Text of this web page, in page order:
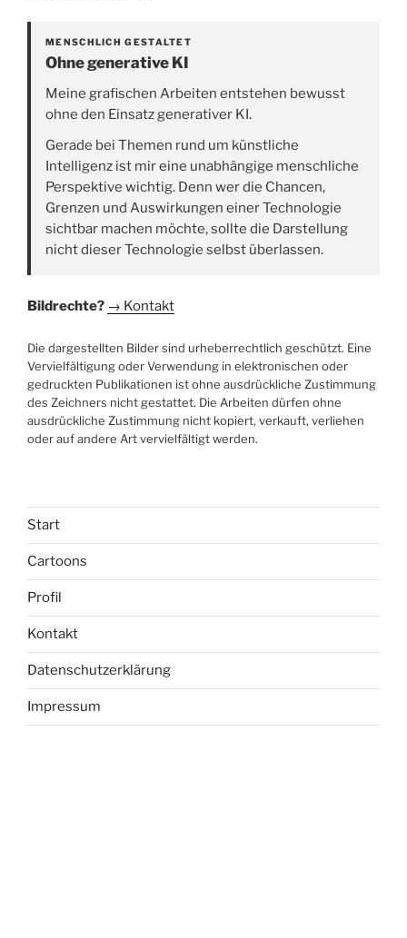
MENSCHLICH GESTALTET
Ohne generative KI
Meine grafischen Arbeiten entstehen bewusst
ohne den Einsatz generativer KI.
Gerade bei Themen rund um künstliche
Intelligenz ist mir eine unabhängige menschliche
Perspektive wichtig. Denn wer die Chancen,
Grenzen und Auswirkungen einer Technologie
sichtbar machen möchte, sollte die Darstellung
nicht dieser Technologie selbst überlassen.
Bildrechte? → Kontakt
Die dargestellten Bilder sind urheberrechtlich geschützt. Eine
Vervielfältigung oder Verwendung in elektronischen oder
gedruckten Publikationen ist ohne ausdrückliche Zustimmung
des Zeichners nicht gestattet. Die Arbeiten dürfen ohne
ausdrückliche Zustimmung nicht kopiert, verkauft, verliehen
oder auf andere Art vervielfältigt werden.
Start
Cartoons
Profil
Kontakt
Datenschutzerklärung
Impressum